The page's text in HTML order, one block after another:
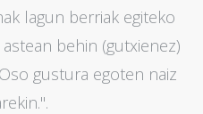
lagun berriak egiteko
behin (gutxienez)
gustura egoten naiz